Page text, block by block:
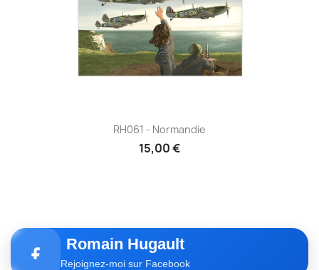
RH061 - Normandie
15,00 €
Romain Hugault
Rejoignez-moi sur Facebook